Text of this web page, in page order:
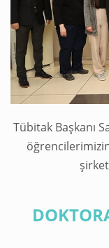
Tübitak Başkanı